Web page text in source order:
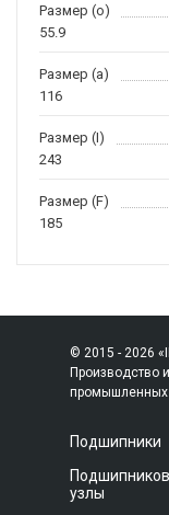
Размер (o)
55.9
Размер (a)
116
Размер (I)
243
Размер (F)
185
© 2015 - 2026
Производство
Подшипники
узлы